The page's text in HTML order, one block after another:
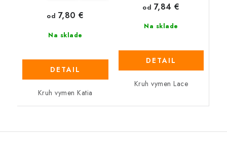
Na sklade
od 7,80 €
DETAIL
Kruh vymen Katia
Na sklade
od 7,84 €
DETAIL
Kruh vymen Lace